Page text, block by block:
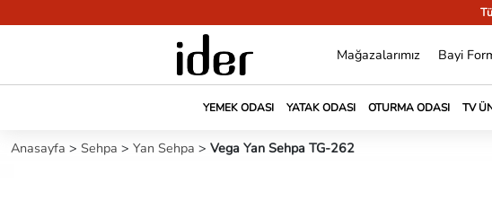
Mağazalarımız Bayi
YEMEK ODASI YATAK ODASI OTURMA ODASI TV
Anasayfa > Sehpa > Yan Sehpa > Vega Yan Sehpa TG-262